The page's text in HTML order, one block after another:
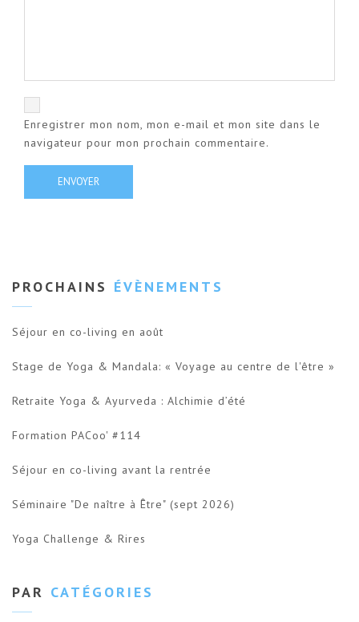
Enregistrer mon nom, mon e-mail et mon site dans le
navigateur pour mon prochain commentaire.
PROCHAINS ÉVÈNEMENTS
Séjour en co-living en août
Stage de Yoga & Mandala: « Voyage au centre de l'être »
Retraite Yoga & Ayurveda : Alchimie d’été
Formation PACoo' #114
Séjour en co-living avant la rentrée
Séminaire "De naître à Être" (sept 2026)
Yoga Challenge & Rires
PAR CATÉGORIES